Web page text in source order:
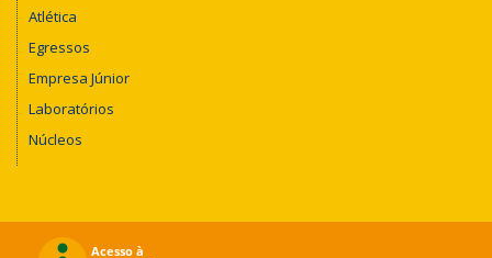
Atlética
Egressos
Empresa Júnior
Laboratórios
Núcleos